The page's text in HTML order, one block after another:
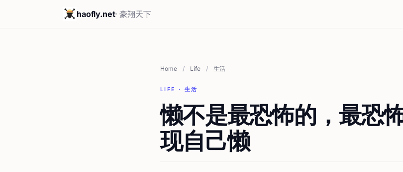
haofly.net· 豪翔天下
Home / Life / 生活
LIFE · 生活
懒不是最恐怖的，最恐
现自己懒